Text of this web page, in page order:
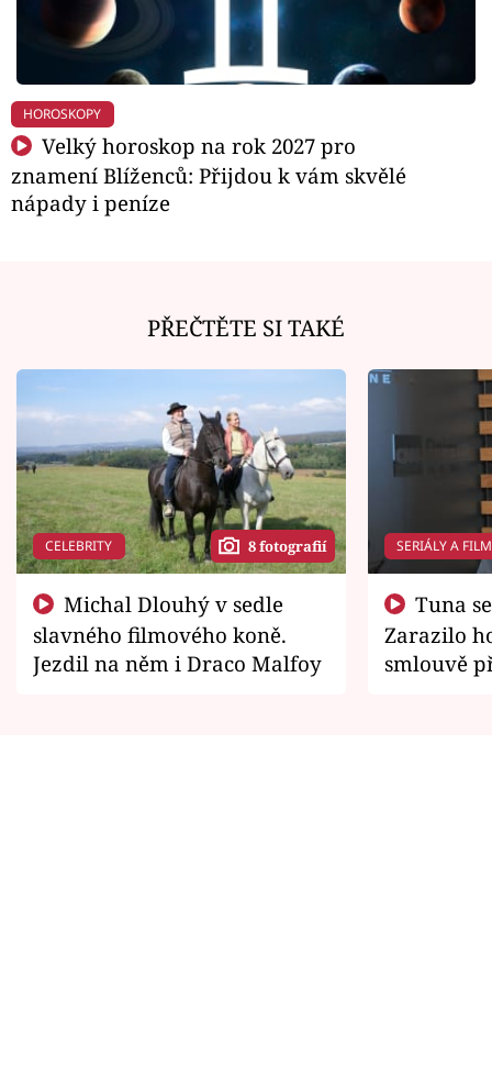
HOROSKOPY
Velký horoskop na rok 2027 pro
znamení Blíženců: Přijdou k vám skvělé
nápady i peníze
PŘEČTĚTE SI TAKÉ
CELEBRITY 8 fotografií
slavného filmového koně.
Jezdil na něm i Draco Malfoy
SERIÁLY A
Zarazilo
smlouvě